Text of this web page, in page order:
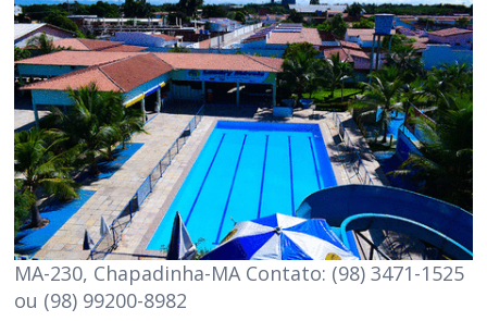
MA-230, Chapadinha-MA Contato: (98) 3471-1525
ou (98) 99200-8982